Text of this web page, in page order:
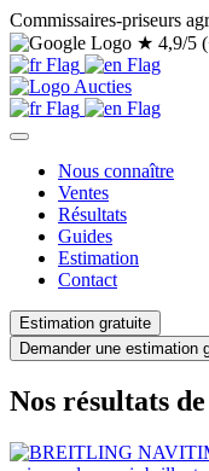
Commissaires-priseurs
★ 4,9/5
Nous connaître
Ventes
Résultats
Guides
Estimation
Contact
Estimation gratuite
Demander une estimation
Nos résultats